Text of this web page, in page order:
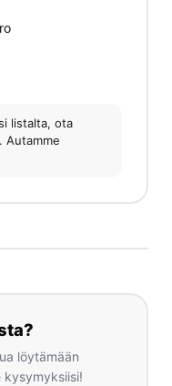
listalta, ota
Autamme
löytämään
kysymyksiisi!